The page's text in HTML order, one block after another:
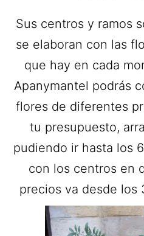
Sus centros y ramos
se elaboran con las
que hay en cada
Apanymantel podrás
flores de diferentes
tu presupuesto,
pudiendo ir hasta los
con los centros en
precios va desde los